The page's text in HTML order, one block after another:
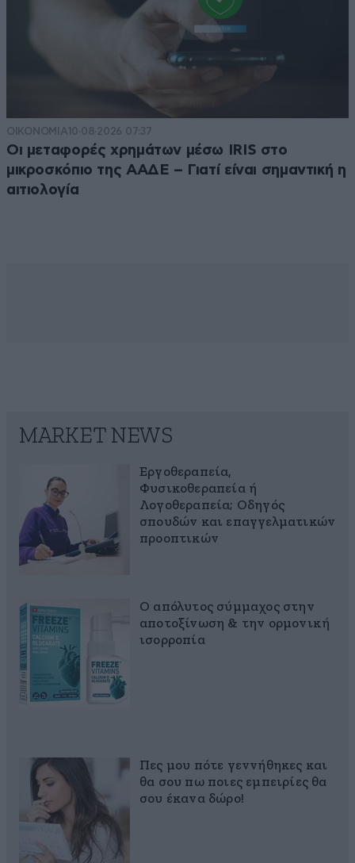
ΟΙΚΟΝΟΜΙΑ10·08·2026 07:37
Οι μεταφορές χρημάτων μέσω IRIS στο
μικροσκόπιο της ΑΑΔΕ – Γιατί είναι σημαντική η
αιτιολογία
MARKET NEWS
Εργοθεραπεία,
Φυσικοθεραπεία ή
Λογοθεραπεία; Οδηγός
σπουδών και επαγγελματικών
προοπτικών
Ο απόλυτος σύμμαχος στην
αποτοξίνωση & την ορμονική
ισορροπία
Πες μου πότε γεννήθηκες και
θα σου πω ποιες εμπειρίες θα
σου έκανα δώρο!